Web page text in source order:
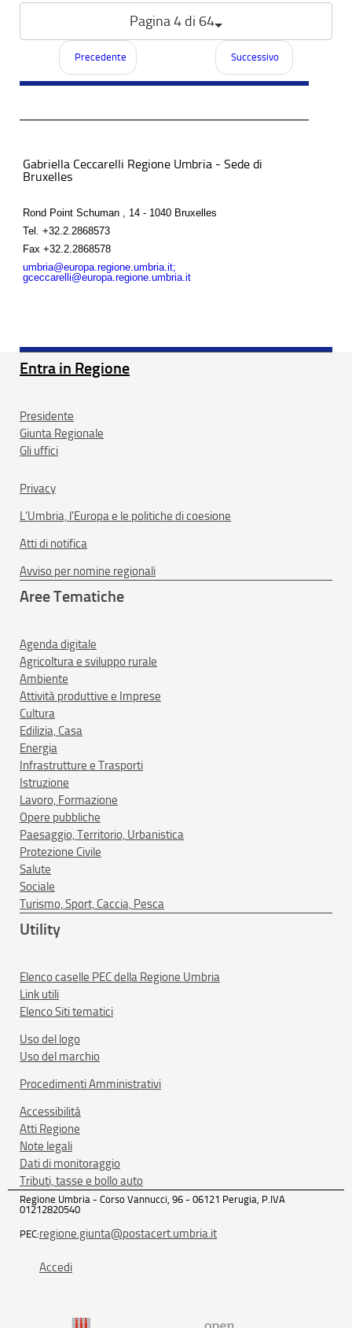
Pagina 4 di 64
Precedente Successivo
Gabriella Ceccarelli Regione Umbria - Sede di
Bruxelles
Rond Point Schuman , 14 - 1040 Bruxelles
Tel.
+32.2.2868573
Fax +32.2.2868578
umbria@europa.regione.umbria.it;
gceccarelli@europa.regione.umbria.it
Entra in Regione
Presidente
Giunta Regionale
Gli uffici
Privacy
L'Umbria, l'Europa e le politiche di coesione
Atti di notifica
Avviso per nomine regionali
Aree Tematiche
Agenda digitale
Agricoltura e sviluppo rurale
Ambiente
Attività produttive e Imprese
Cultura
Edilizia, Casa
Energia
Infrastrutture e Trasporti
Istruzione
Lavoro, Formazione
Opere pubbliche
Paesaggio, Territorio, Urbanistica
Protezione Civile
Salute
Sociale
Turismo, Sport, Caccia, Pesca
Utility
Elenco caselle PEC della Regione Umbria
Link utili
Elenco Siti tematici
Uso del logo
Uso del marchio
Procedimenti Amministrativi
Accessibilità
Atti Regione
Note legali
Dati di monitoraggio
Tributi, tasse e bollo auto
Regione Umbria - Corso Vannucci, 96 - 06121 Perugia, P.IVA
01212820540
PEC:regione.giunta@postacert.umbria.it
Accedi